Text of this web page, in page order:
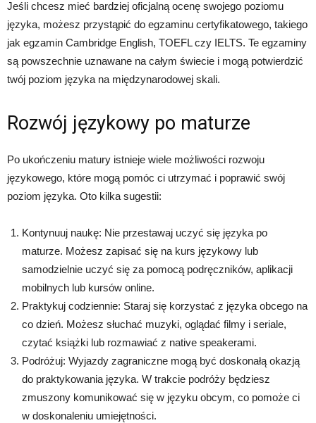
Jeśli chcesz mieć bardziej oficjalną ocenę swojego poziomu
języka, możesz przystąpić do egzaminu certyfikatowego, takiego
jak egzamin Cambridge English, TOEFL czy IELTS. Te egzaminy
są powszechnie uznawane na całym świecie i mogą potwierdzić
twój poziom języka na międzynarodowej skali.
Rozwój językowy po maturze
Po ukończeniu matury istnieje wiele możliwości rozwoju
językowego, które mogą pomóc ci utrzymać i poprawić swój
poziom języka. Oto kilka sugestii:
Kontynuuj naukę: Nie przestawaj uczyć się języka po
maturze. Możesz zapisać się na kurs językowy lub
samodzielnie uczyć się za pomocą podręczników, aplikacji
mobilnych lub kursów online.
Praktykuj codziennie: Staraj się korzystać z języka obcego na
co dzień. Możesz słuchać muzyki, oglądać filmy i seriale,
czytać książki lub rozmawiać z native speakerami.
Podróżuj: Wyjazdy zagraniczne mogą być doskonałą okazją
do praktykowania języka. W trakcie podróży będziesz
zmuszony komunikować się w języku obcym, co pomoże ci
w doskonaleniu umiejętności.